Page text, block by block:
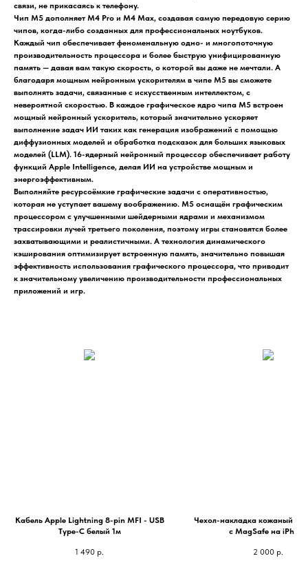
связи, не прикасаясь к телефону.
Чип M5 дополняет M4 Pro и M4 Max, создавая самую передовую серию
чипов, когда-либо созданных для профессиональных ноутбуков.
Каждый чип обеспечивает феноменальную одно- и многопоточную
производительность процессора и более быструю унифицированную
память — давая вам такую скорость, о которой вы даже не мечтали. А
благодаря мощным нейронным ускорителям в чипе M5 вы сможете
выполнять задачи, связанные с искусственным интеллектом, с
невероятной скоростью. В каждое графическое ядро чипа M5 встроен
мощный нейронный ускоритель, который значительно ускоряет
выполнение задач ИИ таких как генерация изображений с помощью
диффузионных моделей и обработка подсказок для больших языковых
моделей (LLM). 16-ядерный нейронный процессор обеспечивает работу
функций Apple Intelligence, делая ИИ на устройстве мощным и
энергоэффективным.
Выполняйте ресурсоёмкие графические задачи с оперативностью,
которая не уступает вашему воображению. M5 оснащён графическим
процессором с улучшенными шейдерными ядрами и механизмом
трассировки лучей третьего поколения, поэтому игры становятся более
захватывающими и реалистичными. А технология динамического
кэширования оптимизирует встроенную память, значительно повышая
эффективность использования графического процессора, что приводит
к значительному увеличению производительности профессиональных
приложений и игр.
Кабель Apple Lightning 8-pin MFI - USB
Type-C белый 1м
1 490 р.
Чехол-накладка кожаный
с MagSafe на iPhone
2 000 р.